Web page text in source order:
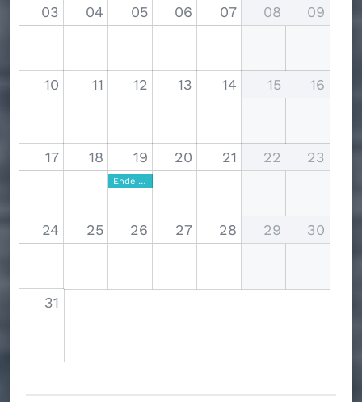
03 04 05 06 07 08 09
10 11 12 13 14 15 16
17 18 19
Ende Sommerferien
20 21 22 23
24 25 26 27 28 29 30
31